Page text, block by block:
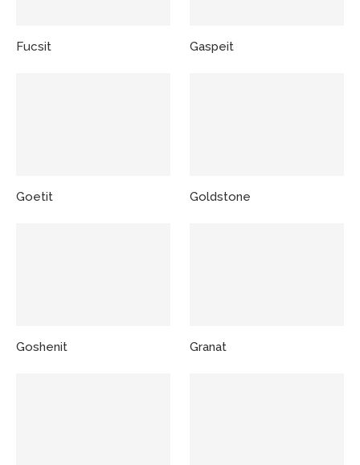
Fucsit Gaspeit
Goetit Goldstone
Goshenit Granat